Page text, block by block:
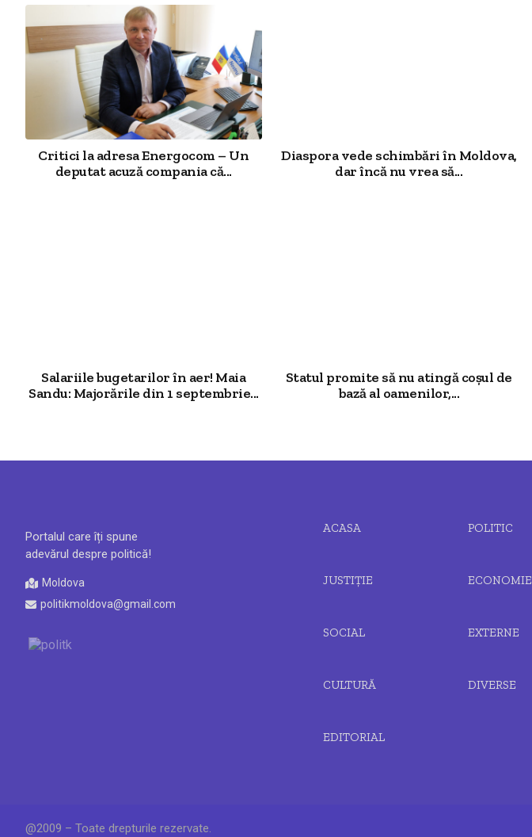
Critici la adresa Energocom – Un
deputat acuză compania că...
Diaspora vede schimbări în Moldova,
dar încă nu vrea să...
Salariile bugetarilor în aer! Maia
Sandu: Majorările din 1 septembrie...
Statul promite să nu atingă coșul de
bază al oamenilor,...
Portalul care îți spune
adevărul despre politică!
Moldova
politikmoldova@gmail.com
ACASA POLITIC
JUSTIȚIE ECONOMIE
SOCIAL EXTERNE
CULTURĂ DIVERSE
EDITORIAL
@2009 – Toate drepturile rezervate.